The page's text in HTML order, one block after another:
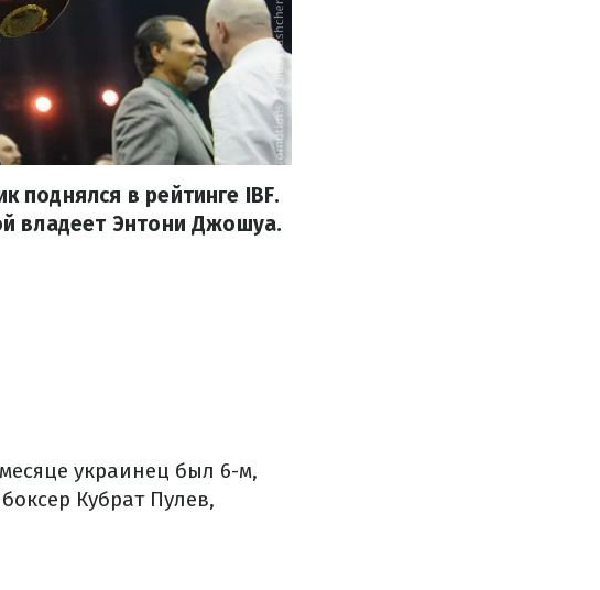
поднялся в рейтинге IBF.
владеет Энтони Джошуа.
украинец был 6-м,
Кубрат Пулев,